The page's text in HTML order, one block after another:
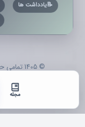
📝یادداشت ها
© 1405 تمامی حقوق برای
مجله